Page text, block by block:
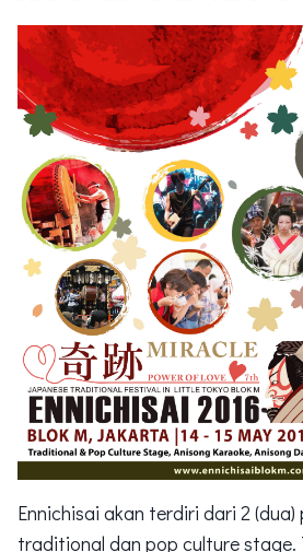
Ennichisai akan terdiri dari 2
traditional dan pop culture